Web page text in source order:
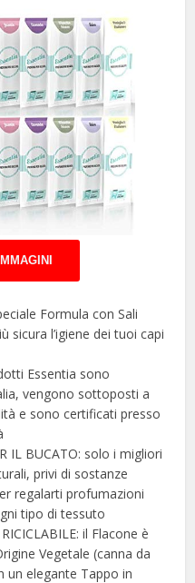
Formula con Sali
sicura l’igiene dei tuoi capi
Essentia sono
vengono sottoposti a
e sono certificati presso
IL BUCATO: solo i migliori
privi di sostanze
regalarti profumazioni
tipo di tessuto
il Flacone è
Vegetale (canna da
un elegante Tappo in